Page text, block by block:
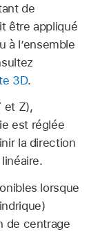
de
être appliqué
à l’ensemble
3D.
et Z),
est réglée
la direction
lorsque
de centrage